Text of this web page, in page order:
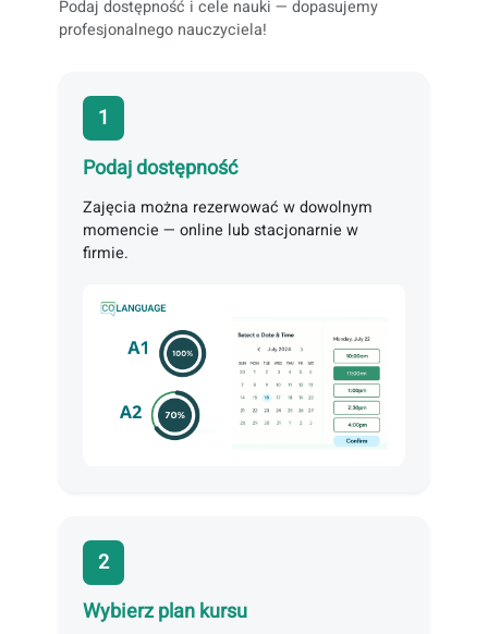
Wybór idealnego nauczyciela w
Podaj dostępność i cele nauki — dopasujemy
profesjonalnego nauczyciela!
1
Podaj dostępność
Zajęcia można rezerwować w dowolnym
momencie — online lub stacjonarnie w
firmie.